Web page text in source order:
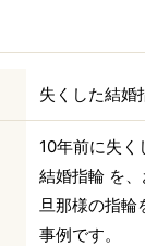
失くした結婚
10年前に失く
結婚指輪 を
旦那様の指輪
事例です。